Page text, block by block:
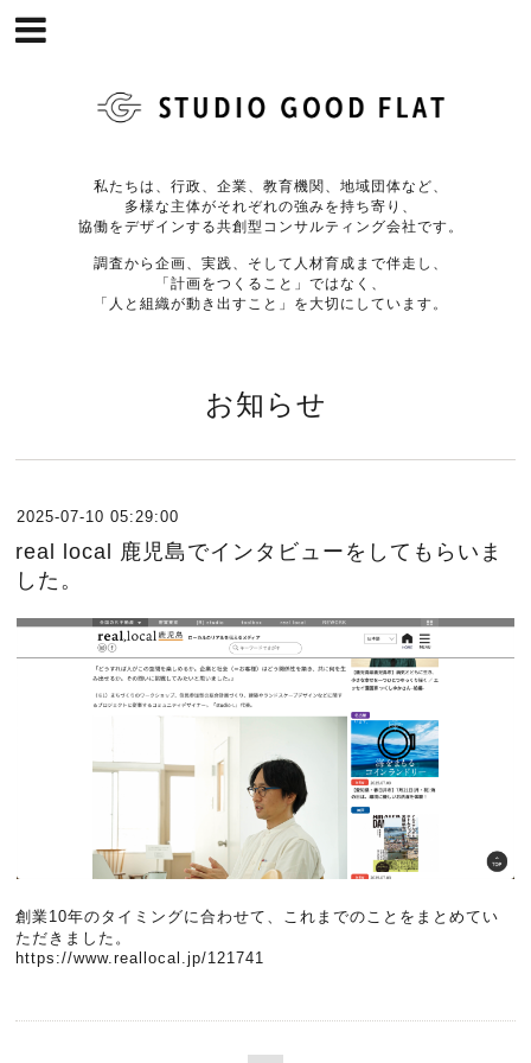
私たちは、行政、企業、教育機関、地域団体など、
多様な主体がそれぞれの強みを持ち寄り、
協働をデザインする共創型コンサルティング会社です。
調査から企画、実践、そして人材育成まで伴走し、
「計画をつくること」ではなく、
「人と組織が動き出すこと」を大切にしています。
お知らせ
2025-07-10 05:29:00
real local 鹿児島でインタビューをしてもらいま
した。
創業10年のタイミングに合わせて、これまでのことをまとめてい
ただきました。
https://www.reallocal.jp/121741